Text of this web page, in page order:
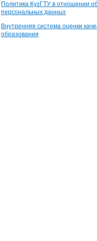
Политика КузГТУ в отношении
персональных данных
Внутренняя система оценки
образования